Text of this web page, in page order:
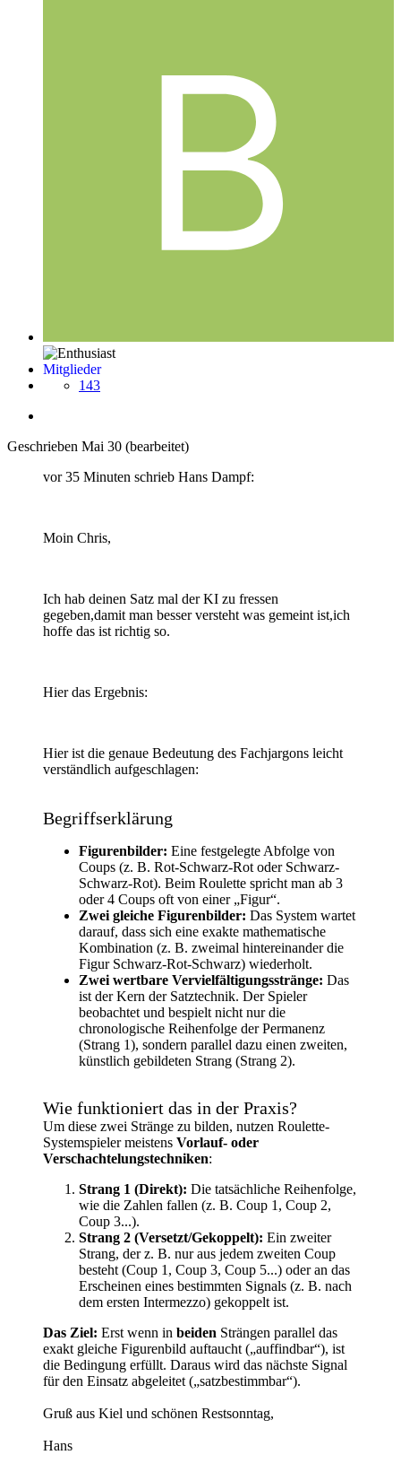
Mitglieder
143
Geschrieben Mai 30 (bearbeitet)
vor 35 Minuten schrieb Hans Dampf:
Moin Chris,
Ich hab deinen Satz mal der KI zu fressen
gegeben,damit man besser versteht was gemeint ist,ich
hoffe das ist richtig so.
Hier das Ergebnis:
Hier ist die genaue Bedeutung des Fachjargons leicht
verständlich aufgeschlagen:
Begriffserklärung
Figurenbilder: Eine festgelegte Abfolge von
Coups (z. B. Rot-Schwarz-Rot oder Schwarz-
Schwarz-Rot). Beim Roulette spricht man ab 3
oder 4 Coups oft von einer „Figur“.
Zwei gleiche Figurenbilder: Das System wartet
darauf, dass sich eine exakte mathematische
Kombination (z. B. zweimal hintereinander die
Figur Schwarz-Rot-Schwarz) wiederholt.
Zwei wertbare Vervielfältigungsstränge: Das
ist der Kern der Satztechnik. Der Spieler
beobachtet und bespielt nicht nur die
chronologische Reihenfolge der Permanenz
(Strang 1), sondern parallel dazu einen zweiten,
künstlich gebildeten Strang (Strang 2).
Wie funktioniert das in der Praxis?
Um diese zwei Stränge zu bilden, nutzen Roulette-
Systemspieler meistens Vorlauf- oder
Verschachtelungstechniken:
Strang 1 (Direkt): Die tatsächliche Reihenfolge,
wie die Zahlen fallen (z. B. Coup 1, Coup 2,
Coup 3...).
Strang 2 (Versetzt/Gekoppelt): Ein zweiter
Strang, der z. B. nur aus jedem zweiten Coup
besteht (Coup 1, Coup 3, Coup 5...) oder an das
Erscheinen eines bestimmten Signals (z. B. nach
dem ersten Intermezzo) gekoppelt ist.
Das Ziel: Erst wenn in beiden Strängen parallel das
exakt gleiche Figurenbild auftaucht („auffindbar“), ist
die Bedingung erfüllt. Daraus wird das nächste Signal
für den Einsatz abgeleitet („satzbestimmbar“).
Gruß aus Kiel und schönen Restsonntag,
Hans